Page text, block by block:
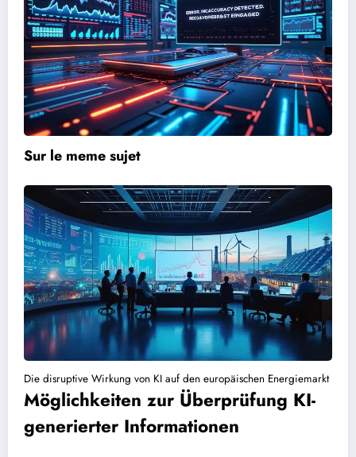
Sur le meme sujet
Die disruptive Wirkung von KI auf den europäischen Energiemarkt
Möglichkeiten zur Überprüfung KI-
generierter Informationen